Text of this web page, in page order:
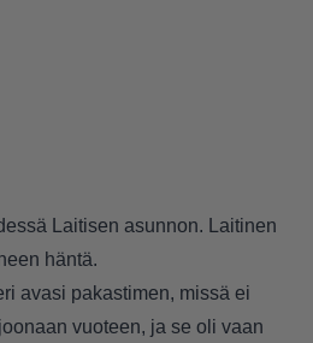
Laitisen asunnon. Laitinen
häntä.
avasi pakastimen, missä ei
vuoteen, ja se oli vaan